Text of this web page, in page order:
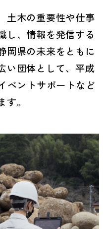
詳しくみる
詳しくみる
合わせ
土木の重要性や仕事
し、情報を発信する
岡県の未来をともに
い団体として、平成
ベントサポートなど
。